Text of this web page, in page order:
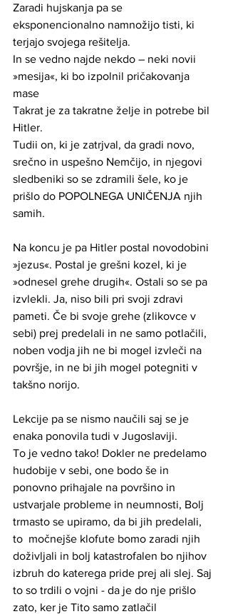
Zaradi hujskanja pa se
eksponencionalno namnožijo tisti, ki
terjajo svojega rešitelja.
In se vedno najde nekdo – neki novii
»mesija«, ki bo izpolnil pričakovanja
mase
Takrat je za takratne želje in potrebe bil
Hitler.
Tudii on, ki je zatrjval, da gradi novo,
srečno in uspešno Nemčijo, in njegovi
sledbeniki so se zdramili šele, ko je
prišlo do POPOLNEGA UNIČENJA njih
samih.
Na koncu je pa Hitler postal novodobini
»jezus«. Postal je grešni kozel, ki je
»odnesel grehe drugih«. Ostali so se pa
izvlekli. Ja, niso bili pri svoji zdravi
pameti. Če bi svoje grehe (zlikovce v
sebi) prej predelali in ne samo potlačili,
noben vodja jih ne bi mogel izvleči na
površje, in ne bi jih mogel potegniti v
takšno norijo.
Lekcije pa se nismo naučili saj se je
enaka ponovila tudi v Jugoslaviji.
To je vedno tako! Dokler ne predelamo
hudobije v sebi, one bodo še in
ponovno prihajale na površino in
ustvarjale probleme in neumnosti, Bolj
trmasto se upiramo, da bi jih predelali,
to  močnejše klofute bomo zaradi njih
doživljali in bolj katastrofalen bo njihov
izbruh do katerega pride prej ali slej. Saj
to so trdili o vojni - da je do nje prišlo
zato, ker je Tito samo zatlačil